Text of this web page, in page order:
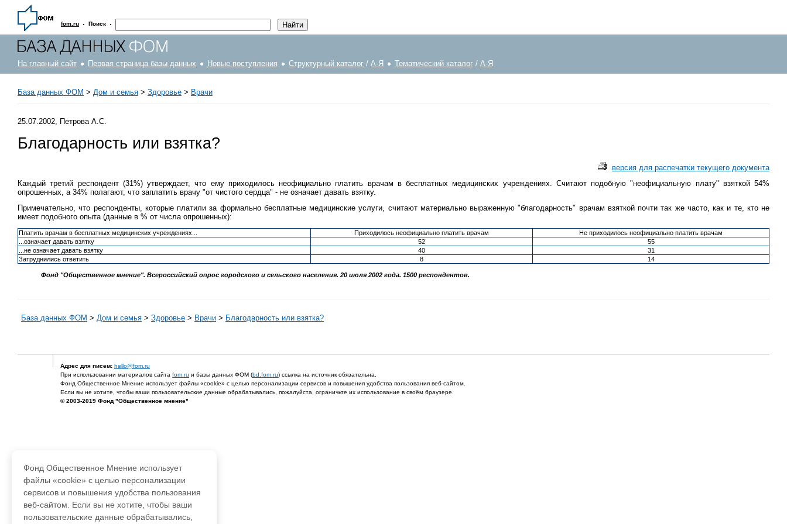
fom.ru · Поиск ·
На главный сайт Первая страница базы данных Новые поступления Структурный каталог / А-Я Тематический каталог / А-Я
База данных ФОМ > Дом и семья > Здоровье > Врачи
25.07.2002, Петрова А.С.
Благодарность или взятка?
версия для распечатки текущего документа
Каждый третий респондент (31%) утверждает, что ему приходилось неофициально платить врачам в бесплатных медицинских учреждениях. Считают подобную "неофициальную плату" взяткой 54%
опрошенных, а 34% полагают, что заплатить врачу "от чистого сердца" - не означает давать взятку.
Примечательно, что респонденты, которые платили за формально бесплатные медицинские услуги, считают материально выраженную "благодарность" врачам взяткой почти так же часто, как и те, кто не
имеет подобного опыта (данные в % от числа опрошенных):
Платить врачам в бесплатных медицинских учреждениях... Приходилось неофициально платить врачам
Не приходилось неофициально платить врачам
...означает давать взятку
52
55
...не означает давать взятку
40
31
Затруднились ответить
8 14
Фонд "Общественное мнение". Всероссийский опрос городского и сельского населения. 20 июля 2002 года. 1500 респондентов.
База данных ФОМ > Дом и семья > Здоровье > Врачи > Благодарность или взятка?
Адрес для писем: hello@fom.ru
При использовании материалов сайта fom.ru и базы данных ФОМ (bd.fom.ru) ссылка на источник обязательна.
Фонд Общественное Мнение использует файлы «cookie» с целью персонализации сервисов и повышения удобства пользования веб-сайтом.
Если вы не хотите, чтобы ваши пользовательские данные обрабатывались, пожалуйста, ограничьте их использование в своём браузере.
© 2003-2019 Фонд "Общественное мнение"
Фонд Общественное Мнение использует
файлы «cookie» с целью персонализации
сервисов и повышения удобства пользования
веб-сайтом. Если вы не хотите, чтобы ваши
пользовательские данные обрабатывались,